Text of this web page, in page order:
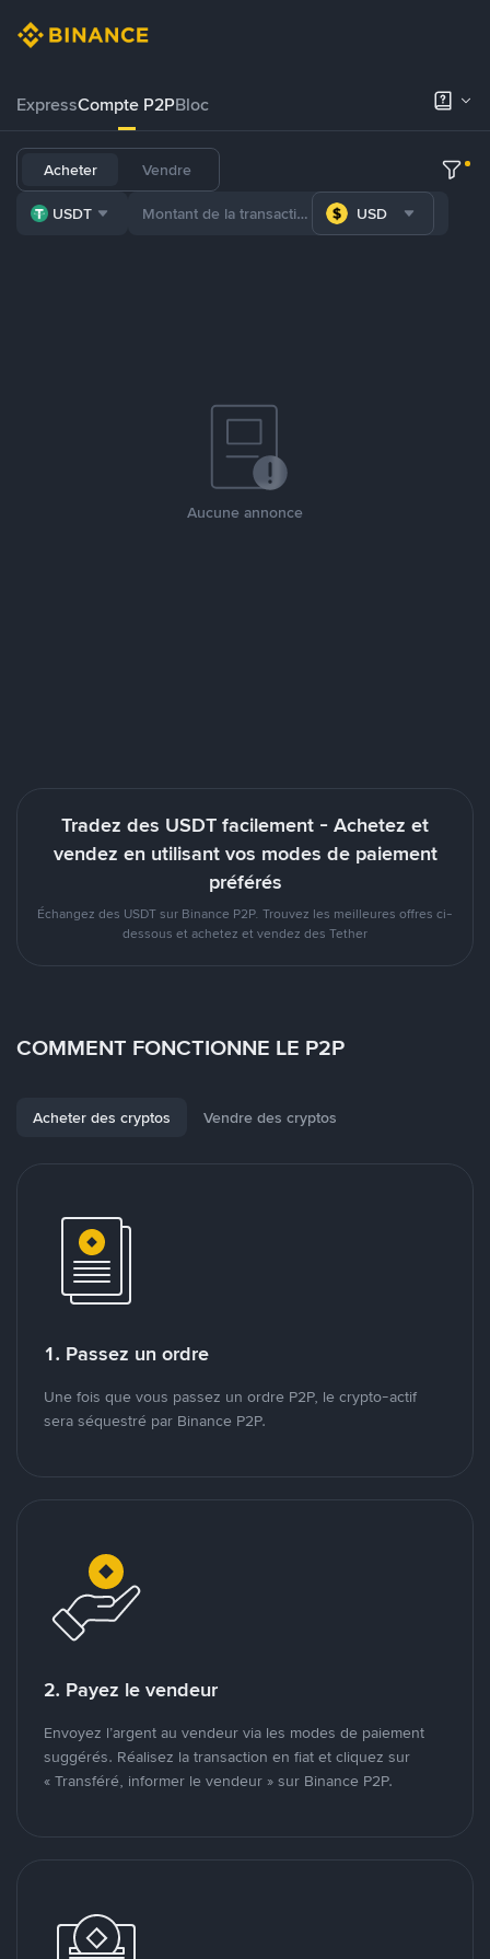
ExpressCompte P2PBloc
Acheter Vendre
USDT USD
Aucune annonce
Tradez des USDT facilement - Achetez et
vendez en utilisant vos modes de paiement
préférés
Échangez des USDT sur Binance P2P. Trouvez les meilleures offres ci-
dessous et achetez et vendez des Tether
COMMENT FONCTIONNE LE P2P
Acheter des cryptos Vendre des cryptos
1. Passez un ordre
Une fois que vous passez un ordre P2P, le crypto-actif
sera séquestré par Binance P2P.
2. Payez le vendeur
Envoyez l’argent au vendeur via les modes de paiement
suggérés. Réalisez la transaction en fiat et cliquez sur
« Transféré, informer le vendeur » sur Binance P2P.